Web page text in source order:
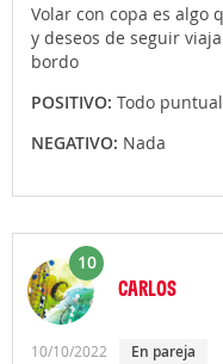
Volar con copa es algo
y deseos de seguir
bordo
POSITIVO: Todo
NEGATIVO: Nada
10
CARLOS
10/10/2022 En pareja